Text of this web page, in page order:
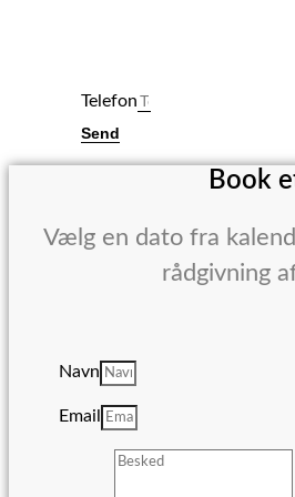
Telefon
Send
Book
Vælg en dato fra
rådgivning
Navn
Email